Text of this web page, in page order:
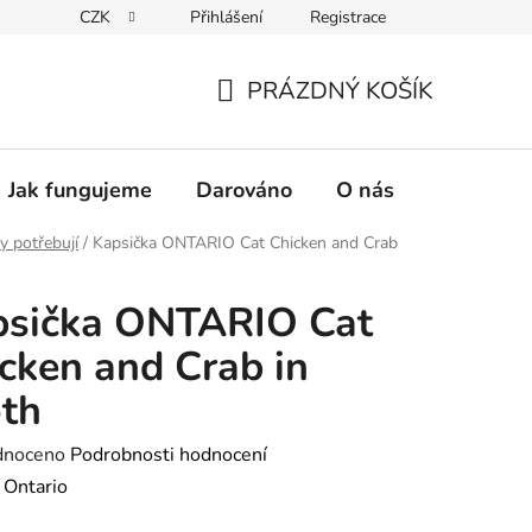
CZK Přihlášení Registrace
KOŠÍK
PRÁZDNÝ KOŠÍK
Jak fungujeme Darováno O nás
potřebují / Kapsička ONTARIO Cat Chicken and Crab
ONTARIO Cat
and Crab in
Podrobnosti hodnocení
Ontario